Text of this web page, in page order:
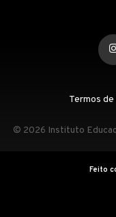
Termos de
© 2026 Instituto
Feito